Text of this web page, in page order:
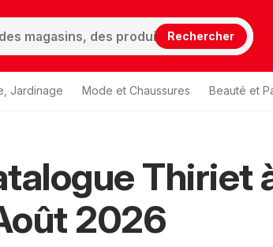
Rechercher
Jardinage Mode et Chaussures Beauté et
Thiriet
2026